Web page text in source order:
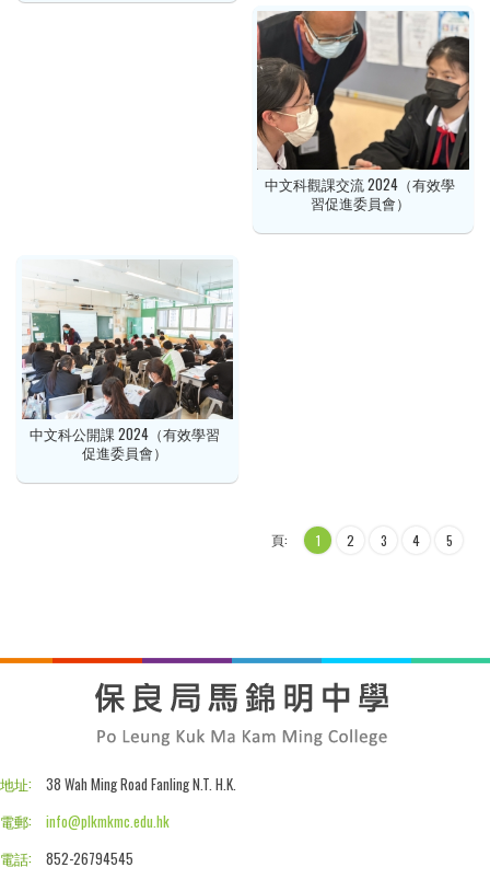
中文科觀課交流 2024（有效學
習促進委員會）
中文科公開課 2024（有效學習
促進委員會）
頁: 1 2 3 4 5
地址:
38 Wah Ming Road Fanling N.T. H.K.
電郵:
info@plkmkmc.edu.hk
電話:
852-26794545